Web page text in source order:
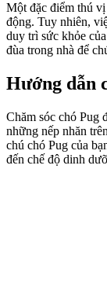
Một đặc điểm thú
động. Tuy nhiên,
duy trì sức khỏe
đùa trong nhà để
Hướng dẫn
Chăm sóc chó Pug
những nếp nhăn
chú chó Pug của
đến chế độ dinh